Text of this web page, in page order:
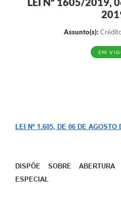
REQUERIMENTO DE RESTITUIÇÃO
QUESTIONÁRIO PPA 2026/2029, LDO
ORÇAMENTO PARTICIPATIVO
SIAFIC
Assunto(s):
EM
LEI Nº 1.605, DE 06 DE AGOSTO
DISPÕE SOBRE
ESPECIAL